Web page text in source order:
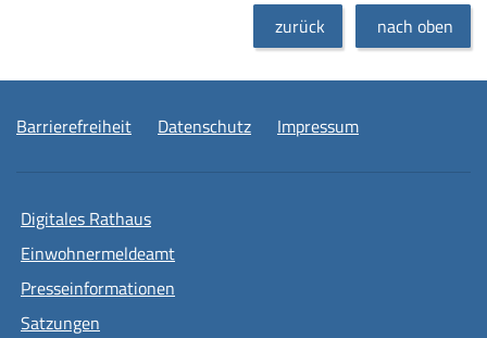
zurück nach oben
Barrierefreiheit Datenschutz Impressum
Digitales Rathaus
Einwohnermeldeamt
Presseinformationen
Satzungen